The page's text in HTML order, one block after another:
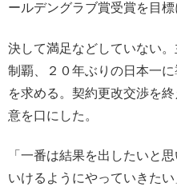
ールデングラブ賞受賞を目標
決して満足などしていない
制覇、２０年ぶりの日本一
を求める。契約更改交渉を
意を口にした。
「一番は結果を出したいと
いけるようにやっていきたい